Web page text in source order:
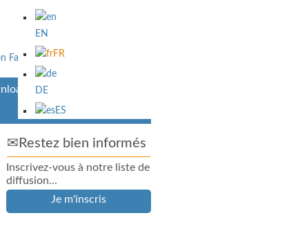
EN
FR
DE
ES
✉Restez bien informés
Inscrivez-vous à notre liste de
diffusion...
Je m'inscris